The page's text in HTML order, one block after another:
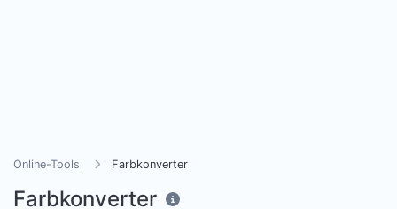
Online-Tools Farbkonverter
Farbkonverter